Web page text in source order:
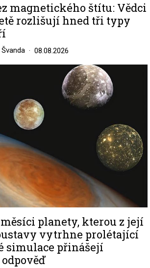
magnetického štítu: Vědci
rozlišují hned tři typy
08.08.2026
měsíci planety, kterou z její
vytrhne prolétající
simulace přinášejí